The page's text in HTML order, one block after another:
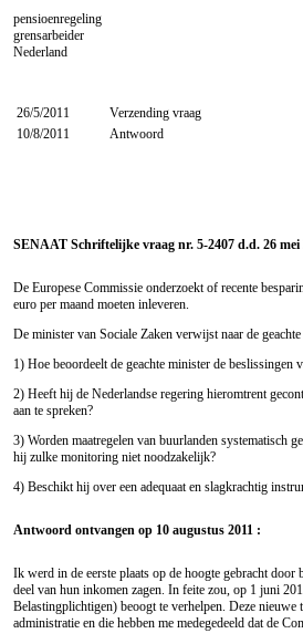
pensioenregeling
grensarbeider
Nederland
26/5/2011
Verzending vraag
10/8/2011
Antwoord
SENAAT Schriftelijke vraag nr. 5-2407 d.d. 26
De Europese Commissie onderzoekt of recente
euro per maand moeten inleveren.
De minister van Sociale Zaken verwijst naar de
1) Hoe beoordeelt de geachte minister de beslissingen
2) Heeft hij de Nederlandse regering hieromtrent
aan te spreken?
3) Worden maatregelen van buurlanden systematisch
hij zulke monitoring niet noodzakelijk?
4) Beschikt hij over een adequaat en slagkrachtig
Antwoord ontvangen op 10 augustus 2011 :
Ik werd in de eerste plaats op de hoogte gebracht
deel van hun inkomen zagen. In feite zou, op 1 juni
Belastingplichtigen) beoogt te verhelpen. Deze
administratie en die hebben me medegedeeld dat de